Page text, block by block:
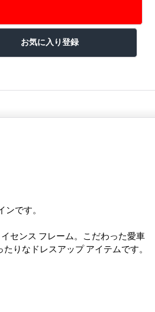
です。
センス フレーム。こだわった愛車
りなドレスアップ アイテムです。